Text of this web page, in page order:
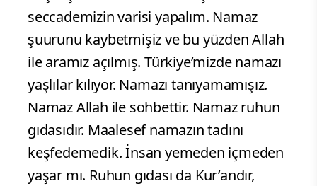
seccademizin varisi yapalım. Namaz
şuurunu kaybetmişiz ve bu yüzden Allah
ile aramız açılmış. Türkiye’mizde namazı
yaşlılar kılıyor. Namazı tanıyamamışız.
Namaz Allah ile sohbettir. Namaz ruhun
gıdasıdır. Maalesef namazın tadını
keşfedemedik. İnsan yemeden içmeden
yaşar mı. Ruhun gıdası da Kur’andır,